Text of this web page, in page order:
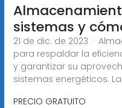
sistemas y
21 de dic. de 2023 ·
para respaldar la
y garantizar su
sistemas energéticos.
PRECIO GRATUITO